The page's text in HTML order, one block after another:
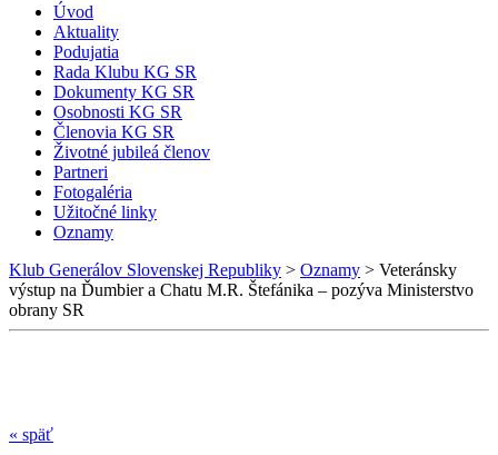
Úvod
Aktuality
Podujatia
Rada Klubu KG SR
Dokumenty KG SR
Osobnosti KG SR
Členovia KG SR
Životné jubileá členov
Partneri
Fotogaléria
Užitočné linky
Oznamy
Klub Generálov Slovenskej Republiky > Oznamy > Veteránsky
výstup na Ďumbier a Chatu M.R. Štefánika – pozýva Ministerstvo
obrany SR
« späť